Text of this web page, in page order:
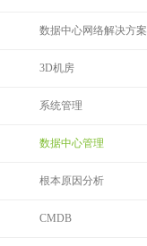
数据中心网络解决方案
3D机房
系统管理
数据中心管理
根本原因分析
CMDB